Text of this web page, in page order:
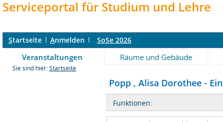
Serviceportal für Studium und Lehre
Startseite Anmelden SoSe 2026
Veranstaltungen Räume und Gebäude
Sie sind hier: Startseite
Popp , Alisa Dorothee -
Funktionen: